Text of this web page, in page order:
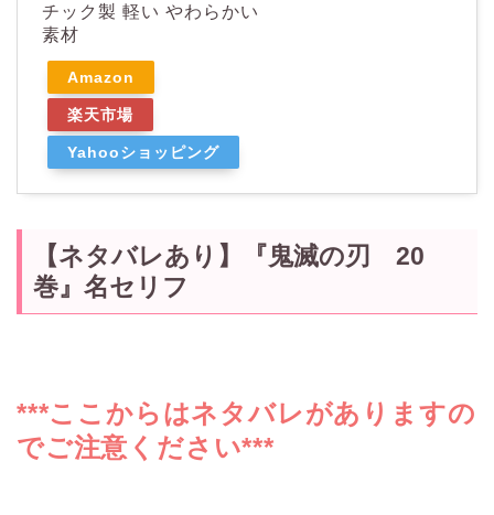
チック製 軽い やわらかい
素材
Amazon
楽天市場
Yahooショッピング
【ネタバレあり】『鬼滅の刃 20
巻』名セリフ
***ここからはネタバレがありますの
でご注意ください***